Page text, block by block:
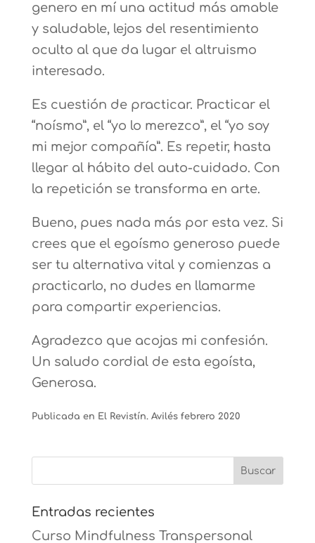
genero en mí una actitud más amable
y saludable, lejos del resentimiento
oculto al que da lugar el altruismo
interesado.
Es cuestión de practicar. Practicar el
“noísmo”, el “yo lo merezco”, el “yo soy
mi mejor compañía”. Es repetir, hasta
llegar al hábito del auto-cuidado. Con
la repetición se transforma en arte.
Bueno, pues nada más por esta vez. Si
crees que el egoísmo generoso puede
ser tu alternativa vital y comienzas a
practicarlo, no dudes en llamarme
para compartir experiencias.
Agradezco que acojas mi confesión.
Un saludo cordial de esta egoísta,
Generosa.
Publicada en El Revistín. Avilés febrero 2020
Entradas recientes
Curso Mindfulness Transpersonal